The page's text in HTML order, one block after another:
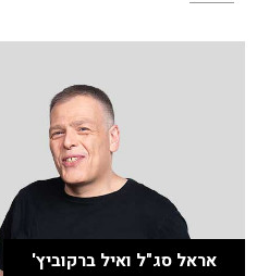
אראל סג"ל ואיל ברקוביץ'